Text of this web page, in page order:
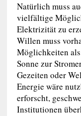
Natürlich muss
vielfältige
Elektrizität zu
Willen muss
Möglichkeiten
Sonne zur
Gezeiten oder
Energie wäre
erforscht,
Institutionen